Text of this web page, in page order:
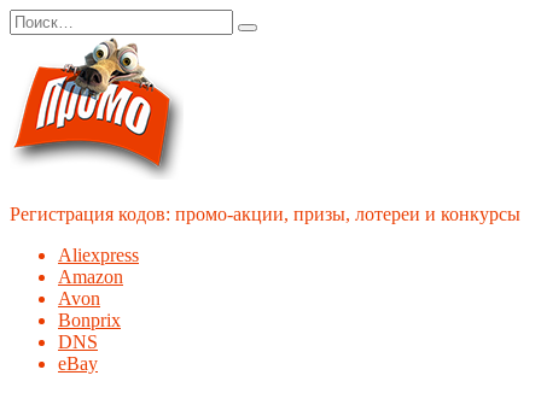
Перейти
к
содержанию
Search
for:
Регистрация кодов: промо-акции, призы, лотереи и конкурсы
Aliexpress
Amazon
Avon
Bonprix
DNS
eBay